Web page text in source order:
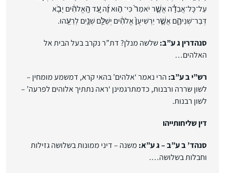
עַל־כָּל־אֲבֵדָ֗ה אֲשֶׁ֤ר יֹאמַר֙ כִּי־ ה֣וּא זֶ֔ה עַ֚ד הָֽאֱלֹהִ֔ים יָבֹ֖א
דְּבַר־שְׁנֵיהֶ֑ם אֲשֶׁ֤ר יַרְשִׁיעֻן֙ אֱלֹהִ֔ים יְשַׁלֵּ֥ם שְׁנַ֖יִם לְרֵעֵֽהוּ.
סנהדרין ג ע”ב:שלשה מנלן? דת”ר נקרב בעל הבית אל
האלהים…
רש”י ב ע”ב: הרי נאמר ‘אלהים’ בהאי קרא, דמשמע מומחין –
לשון שררה ורבנות, כדמתרגמינן ‘ראה נתתיך אלוהים לפרעה’ –
לשון רבנות.
דין שליחותייהו
סנהד’ ב ע”ב – ג ע”א: משנה – דיני ממונות בשלושה גזילות
וחבלות בשלושה….